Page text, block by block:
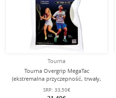
Tourna
Tourna Overgrip MegaTac
(ekstremalna przyczepność, trwały,
szeroki) biały 10 sztuk w rolce
SRP: 33,50€